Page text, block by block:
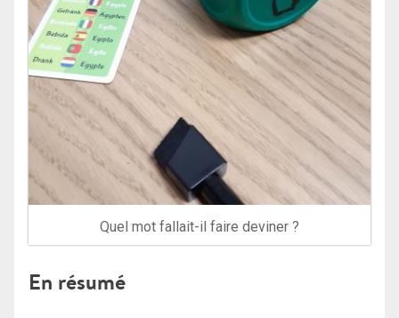
Quel mot fallait-il faire deviner ?
En résumé